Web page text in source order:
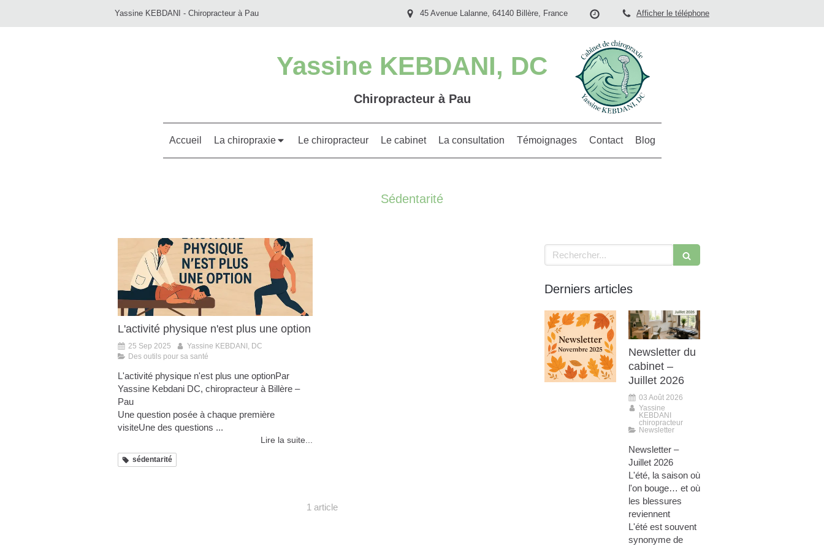
Yassine KEBDANI - Chiropracteur à Pau Afficher le téléphone
45 Avenue Lalanne, 64140 Billère, France
Yassine KEBDANI, DC
Chiropracteur à Pau
Accueil La chiropraxie Le chiropracteur Le cabinet La consultation Témoignages Contact Blog
Sédentarité
L'activité physique n'est plus une option
25 Sep 2025
Yassine KEBDANI, DC
Des outils pour sa santé
L'activité physique n'est plus une optionPar
Yassine Kebdani DC, chiropracteur à Billère –
Pau
Une question posée à chaque première
visiteUne des questions ...
Lire la suite...
sédentarité
1 article
Rechercher
Derniers articles
Newsletter du
cabinet –
Juillet 2026
03 Août 2026
Yassine
KEBDANI
chiropracteur
Newsletter
Newsletter –
Juillet 2026
L'été, la saison où
l'on bouge… et où
les blessures
reviennent
L'été est souvent
synonyme de